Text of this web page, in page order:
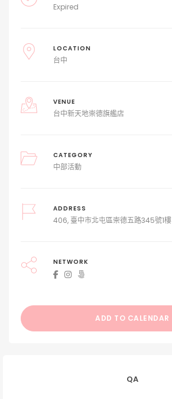
Expired
LOCATION
台中
VENUE
台中新天地崇德旗艦店
CATEGORY
中部活動
ADDRESS
406, 臺中市北屯區崇德五路345號1樓
NETWORK
ADD TO CALENDAR
QA